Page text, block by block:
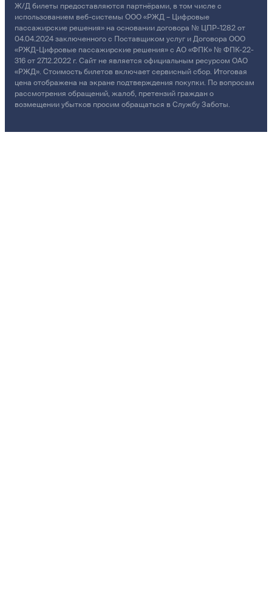
Ж/Д билеты предоставляются партнёрами, в том числе с
использованием веб-системы ООО «РЖД – Цифровые
пассажирские решения» на основании договора № ЦПР-1282 от
04.04.2024 заключенного с Поставщиком услуг и Договора ООО
«РЖД-Цифровые пассажирские решения» с АО «ФПК» № ФПК-22-
316 от 27.12.2022 г. Сайт не является официальным ресурсом ОАО
«РЖД». Стоимость билетов включает сервисный сбор. Итоговая
цена отображена на экране подтверждения покупки. По вопросам
рассмотрения обращений, жалоб, претензий граждан о
возмещении убытков просим обращаться в Службу Заботы.